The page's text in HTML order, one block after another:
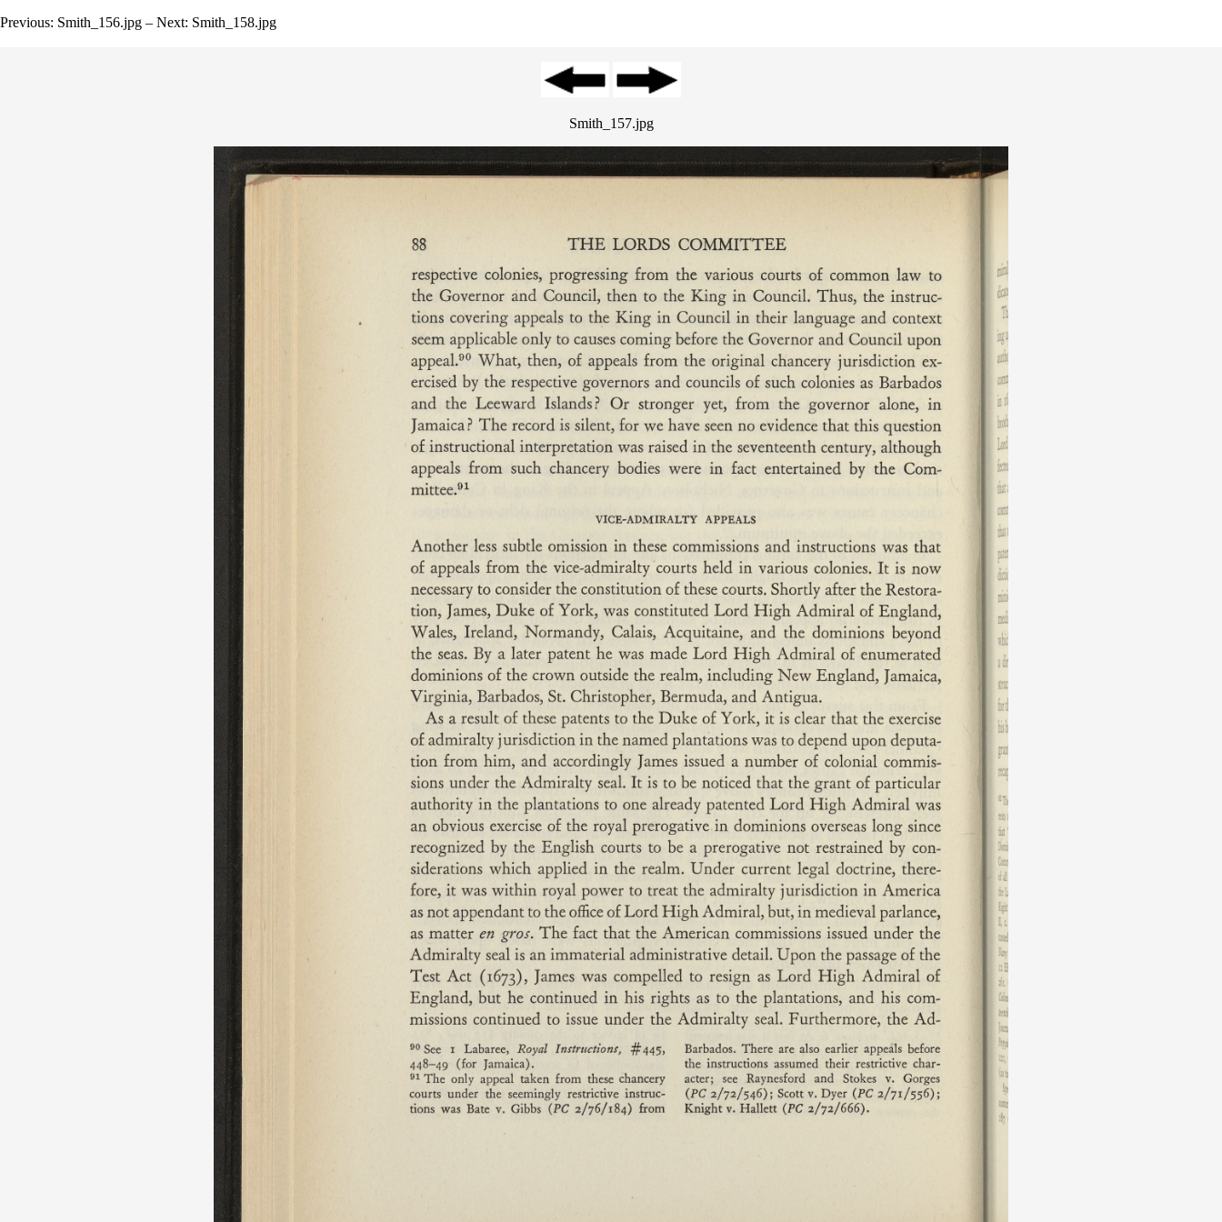
Previous: Smith_156.jpg – Next: Smith_158.jpg
Smith_157.jpg